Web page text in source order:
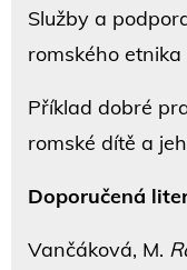
Služby a
romského etnika
Příklad dobré
romské dítě a
Doporučená
Vančáková, M.